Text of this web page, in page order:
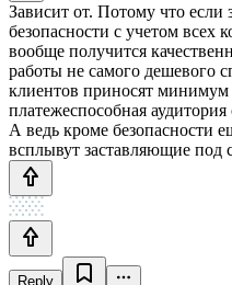
Зависит от. Потому что если
безопасности с учетом всех
вообще получится
работы не самого дешевого
клиентов приносят минимум
платежеспособная
А ведь кроме безопасности
всплывут заставляющие под
Reply